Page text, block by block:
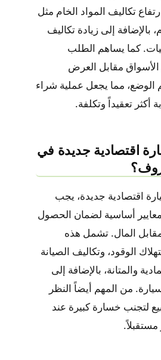
تكاليف المواد الخام مثل
بالإضافة إلى زيادة تكاليف
كما يساهم الطلب
مقابل العرض
الوضع، مما يجعل عملية شراء
أكثر تعقيداً وتكلفة.
اقتصادية جديدة في
اقتصادية جديدة، يجب
أساسية لضمان الحصول
المال. تشمل هذه
الوقود، وتكاليف الصيانة
والمتانة، بالإضافة إلى
من المهم أيضاً النظر
لتجنب خسارة كبيرة عند
مستقبلاً.